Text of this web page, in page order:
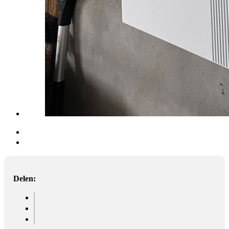
Delen: